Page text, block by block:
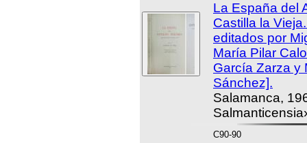
La España del
Castilla la
editados por
María Pilar
García Zarza y
Sánchez].
Salamanca,
C90-90